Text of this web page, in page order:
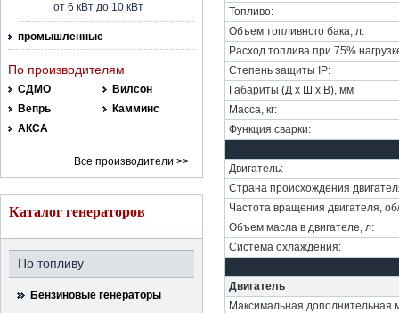
от 6 кВт до 10 кВт
промышленные
По производителям
СДМО
Вилсон
Вепрь
Камминс
АКСА
Все производители >>
Каталог генераторов
По топливу
Бензиновые генераторы
Топливо:
Объем топливного бака, л:
Расход топлива при 75%
Степень защиты IP:
Габариты (Д х Ш х В), мм
Масса, кг:
Функция сварки:
Двигатель:
Страна происхождения
Частота вращения двигателя,
Объем масла в двигателе, л:
Система охлаждения:
Двигатель
Максимальная дополнительная